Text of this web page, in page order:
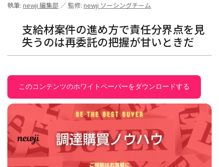
執筆: newji 編集部 ／ 監修: newji ソーシングチーム
支給材案件の進め方で責任分界点を見
失うのは再委託の把握が甘いときだ
このコンテンツのホワイトペーパーをダウンロードする